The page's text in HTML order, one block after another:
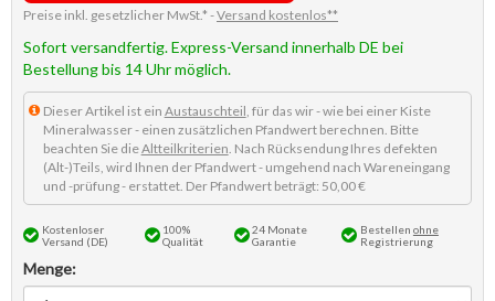
Preise inkl. gesetzlicher MwSt.* -Versand kostenlos**
Sofort versandfertig. Express-Versand innerhalb DE bei
Bestellung bis 14 Uhr möglich.
Dieser Artikel ist ein Austauschteil, für das wir - wie bei einer Kiste
Mineralwasser - einen zusätzlichen Pfandwert berechnen. Bitte
beachten Sie dieAltteilkriterien. Nach Rücksendung Ihres defekten
(Alt-)Teils, wird Ihnen der Pfandwert - umgehend nach Wareneingang
und -prüfung - erstattet. Der Pfandwert beträgt: 50,00 €
Kostenloser
Versand (DE)
100%
Qualität
24 Monate
Garantie
Bestellen ohne
Registrierung
Menge: